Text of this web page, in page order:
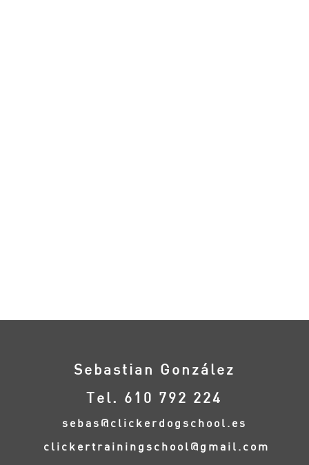
Sebastian González
Tel. 610 792 224
sebas@clickerdogschool.es
clickertrainingschool@gmail.com